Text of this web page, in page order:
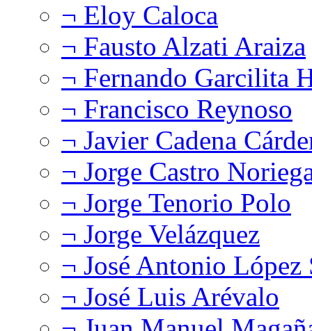
¬ Eloy Caloca
¬ Fausto Alzati Araiza
¬ Fernando Garcilita
¬ Francisco Reynoso
¬ Javier Cadena
¬ Jorge Castro
¬ Jorge Tenorio Polo
¬ Jorge Velázquez
¬ José Antonio López
¬ José Luis Arévalo